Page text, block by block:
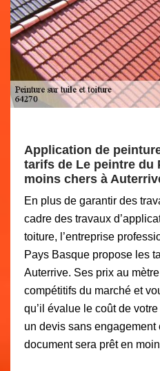
Application de
tarifs de Le peintre du
moins chers à
En plus de garantir des
cadre des travaux
toiture, l’entreprise
Pays Basque propose les
Auterrive. Ses prix au
compétitifs du marché et
qu’il évalue le coût de
un devis sans engagement
document sera prêt en